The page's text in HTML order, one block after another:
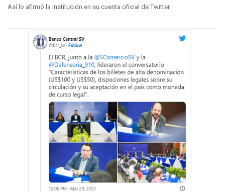
Así lo afirmó la institución en su cuenta oficial de Twitter